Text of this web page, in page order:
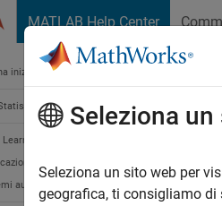
MATLAB Help Center
iniziale della documentazione
Learning Toolbox
autonomi e di controllo
Seleziona
Seleziona un sito web per
geografica, ti consigliamo di